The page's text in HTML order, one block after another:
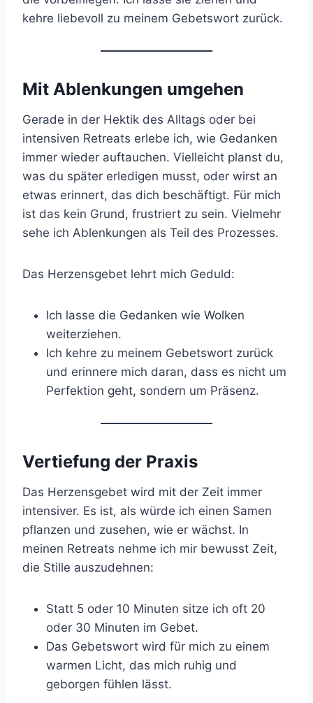
kehre liebevoll zu meinem Gebetswort zurück.
Mit Ablenkungen umgehen
Gerade in der Hektik des Alltags oder bei
intensiven Retreats erlebe ich, wie Gedanken
immer wieder auftauchen. Vielleicht planst du,
was du später erledigen musst, oder wirst an
etwas erinnert, das dich beschäftigt. Für mich
ist das kein Grund, frustriert zu sein. Vielmehr
sehe ich Ablenkungen als Teil des Prozesses.
Das Herzensgebet lehrt mich Geduld:
Ich lasse die Gedanken wie Wolken
weiterziehen.
Ich kehre zu meinem Gebetswort zurück
und erinnere mich daran, dass es nicht um
Perfektion geht, sondern um Präsenz.
Vertiefung der Praxis
Das Herzensgebet wird mit der Zeit immer
intensiver. Es ist, als würde ich einen Samen
pflanzen und zusehen, wie er wächst. In
meinen Retreats nehme ich mir bewusst Zeit,
die Stille auszudehnen:
Statt 5 oder 10 Minuten sitze ich oft 20
oder 30 Minuten im Gebet.
Das Gebetswort wird für mich zu einem
warmen Licht, das mich ruhig und
geborgen fühlen lässt.